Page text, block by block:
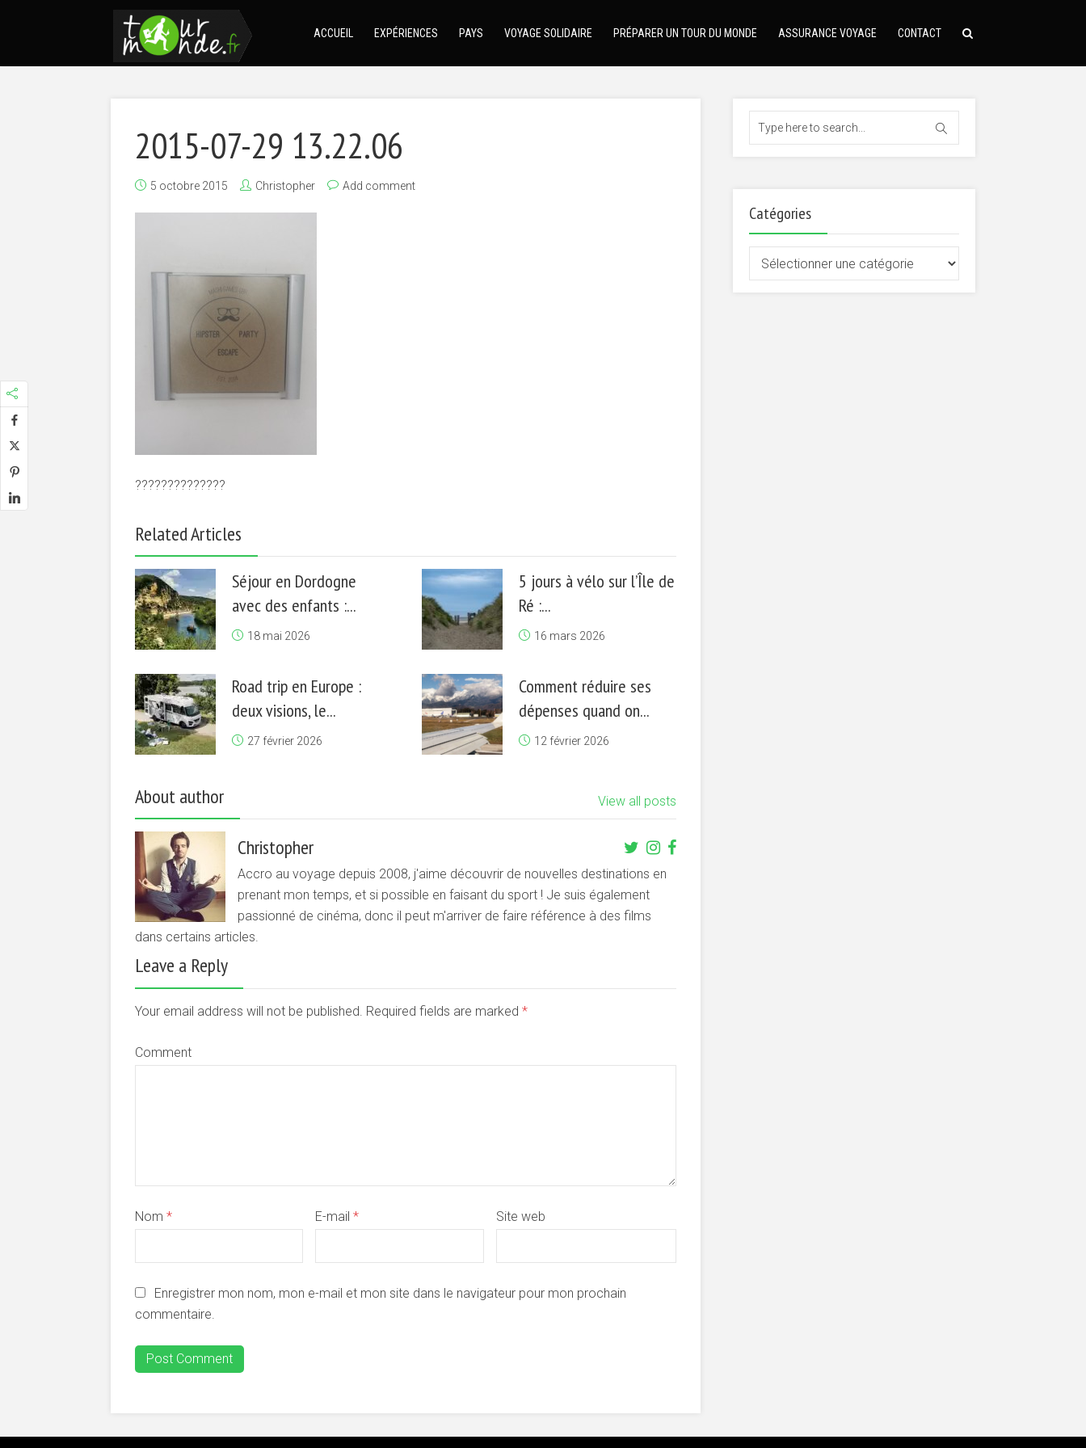
ACCUEIL EXPÉRIENCES PAYS VOYAGE SOLIDAIRE PRÉPARER UN TOUR DU MONDE ASSURANCE VOYAGE CONTACT
2015-07-29 13.22.06
5 octobre 2015 Christopher Add comment
??????????????
Related Articles
Séjour en Dordogne
avec des enfants :...
18 mai 2026
5 jours à vélo sur l’Île de
Ré :...
16 mars 2026
Road trip en Europe :
deux visions, le...
27 février 2026
Comment réduire ses
dépenses quand on...
12 février 2026
About author View all posts
Christopher
Accro au voyage depuis 2008, j'aime découvrir de nouvelles destinations en
prenant mon temps, et si possible en faisant du sport ! Je suis également
passionné de cinéma, donc il peut m'arriver de faire référence à des films
dans certains articles.
Leave a Reply
Your email address will not be published. Required fields are marked *
Comment
Nom * E-mail* Site web
Enregistrer mon nom, mon e-mail et mon site dans le navigateur pour mon prochain
commentaire.
Catégories